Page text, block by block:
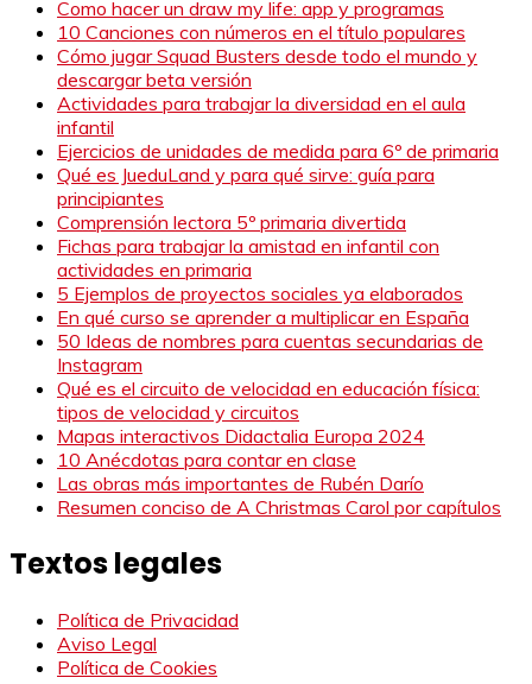
Como hacer un draw my life: app y programas
10 Canciones con números en el título populares
Cómo jugar Squad Busters desde todo el mundo y
descargar beta versión
Actividades para trabajar la diversidad en el aula
infantil
Ejercicios de unidades de medida para 6º de primaria
Qué es JueduLand y para qué sirve: guía para
principiantes
Comprensión lectora 5º primaria divertida
Fichas para trabajar la amistad en infantil con
actividades en primaria
5 Ejemplos de proyectos sociales ya elaborados
En qué curso se aprender a multiplicar en España
50 Ideas de nombres para cuentas secundarias de
Instagram
Qué es el circuito de velocidad en educación física:
tipos de velocidad y circuitos
Mapas interactivos Didactalia Europa 2024
10 Anécdotas para contar en clase
Las obras más importantes de Rubén Darío
Resumen conciso de A Christmas Carol por capítulos
Textos legales
Política de Privacidad
Aviso Legal
Política de Cookies